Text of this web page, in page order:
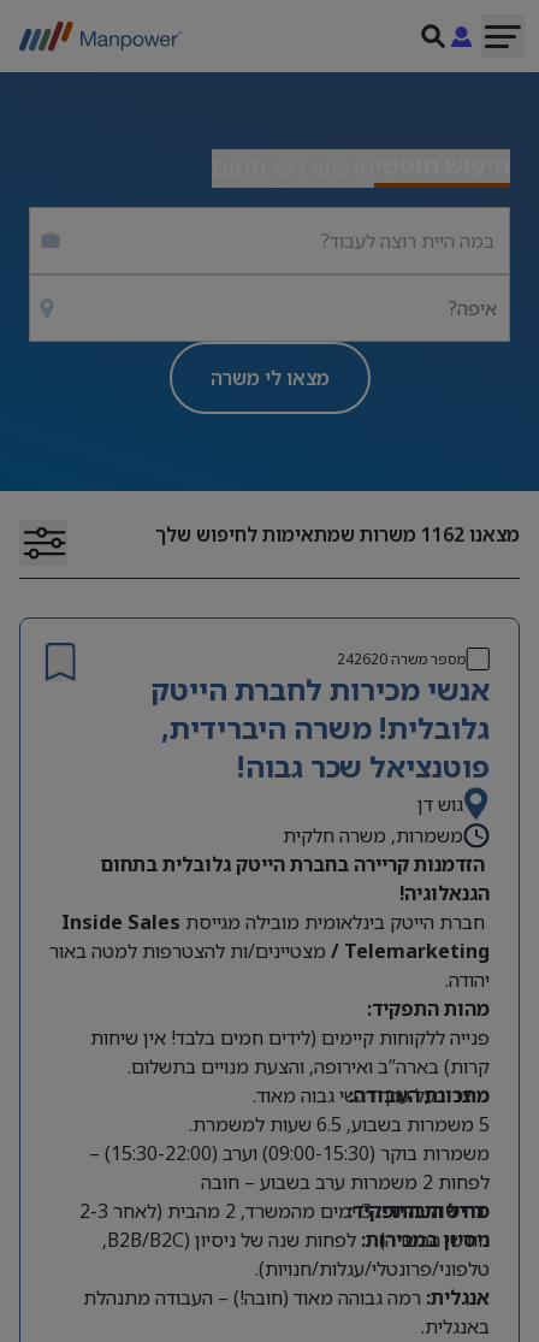
איפה?
מצאו לי משרה
מצאנו1162 משרות שמתאימות לחיפוש שלך
מספר משרה242620
אנשי מכירות לחברת הייטק
גלובלית! משרה היברידית,
פוטנציאל שכר גבוה!
גוש דן
משמרות, משרה חלקית
הזדמנות קריירה בחברת הייטק גלובלית בתחום
הגנאלוגיה!
חברת הייטק בינלאומית מובילה מגייסת Inside Sales
/ Telemarketing מצטיינים/ות להצטרפות למטה באור
יהודה.
מהות התפקיד:
פנייה ללקוחות קיימים (לידים חמים בלבד! אין שיחות
קרות) בארה”ב ואירופה, והצעת מנויים בתשלום.
מוצר בעל ערך רגשי גבוה מאוד.
מתכונת העבודה:
5 משמרות בשבוע, 6.5 שעות למשמרת.
משמרות בוקר (09:00-15:30) וערב (15:30-22:00) –
לפחות 2 משמרות ערב בשבוע – חובה
מודל היברידי:
3 ימים מהמשרד, 2 מהבית (לאחר 2-3
חודשי הכשרה).
דרישות התפקיד:
ניסיון במכירות:
לפחות שנה של ניסיון (B2B/B2C,
טלפוני/פרונטלי/עגלות/חנויות).
אנגלית: רמה גבוהה מאוד (חובה!) – העבודה מתנהלת
באנגלית.